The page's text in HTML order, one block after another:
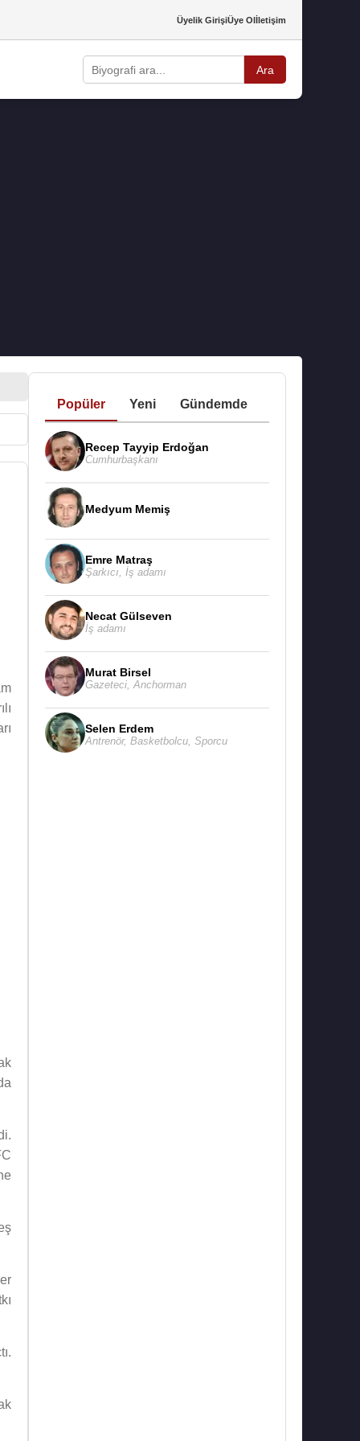
Üyelik GirişiÜye Olİletişim
Ara
Popüler Yeni Gündemde
Recep Tayyip Erdoğan
Cumhurbaşkanı
Medyum Memiş
Emre Matraş
Şarkıcı İş adamı
Necat Gülseven
İş adamı
Murat Birsel
Gazeteci Anchorman
Selen Erdem
Antrenör, Basketbolcu Sporcu